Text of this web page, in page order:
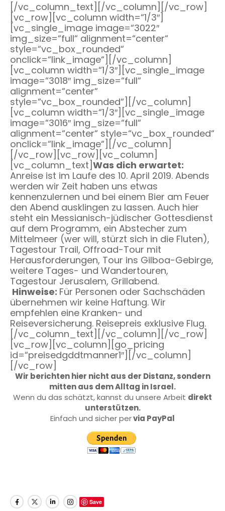
[/vc_column_text][/vc_column][/vc_row]
[vc_row][vc_column width=“1/3″]
[vc_single_image image=“3022″
img_size=“full“ alignment=“center“
style=“vc_box_rounded“
onclick=“link_image“][/vc_column]
[vc_column width=“1/3″][vc_single_image
image=“3018″ img_size=“full“
alignment=“center“
style=“vc_box_rounded“][/vc_column]
[vc_column width=“1/3″][vc_single_image
image=“3016″ img_size=“full“
alignment=“center“ style=“vc_box_rounded“
onclick=“link_image“][/vc_column]
[/vc_row][vc_row][vc_column]
[vc_column_text]Was dich erwartet:
Anreise ist im Laufe des 10. April 2019. Abends
werden wir Zeit haben uns etwas
kennenzulernen und bei einem Bier am Feuer
den Abend ausklingen zu lassen. Auch hier
steht ein Messianisch-jüdischer Gottesdienst
auf dem Programm, ein Abstecher zum
Mittelmeer (wer will, stürzt sich in die Fluten),
Tagestour Trail, Offroad-Tour mit
Herausforderungen, Tour ins Gilboa-Gebirge,
weitere Tages- und Wandertouren,
Tagestour Jerusalem, Grillabend.
Hinweise: Für Personen oder Sachschäden
übernehmen wir keine Haftung. Wir
empfehlen eine Kranken- und
Reiseversicherung. Reisepreis exklusive Flug.
[/vc_column_text][/vc_column][/vc_row]
[vc_row][vc_column][go_pricing
id=“preisedgddtmanner1″][/vc_column]
[/vc_row]
Wir berichten hier nicht aus der Distanz, sondern
mitten aus dem Alltag in Israel.
Wenn du das schätzt, kannst du unsere Arbeit direkt
unterstützen.
Einfach und sicher pervia PayPal
Save